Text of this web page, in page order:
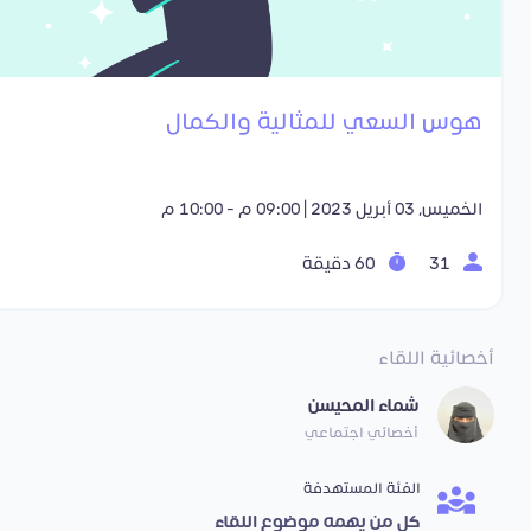
هوس السعي للمثالية والكمال
الخميس, 03 أبريل 2023 | 09:00 م - 10:00 م
أخصائية اللقاء
شماء المحيسن
أخصائي اجتماعي
الفئة المستهدفة
كل من يهمه موضوع اللقاء